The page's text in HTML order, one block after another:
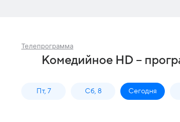
Телепрограмма
Комедийное HD –
Пт, 7 Сб, 8 Сегодня